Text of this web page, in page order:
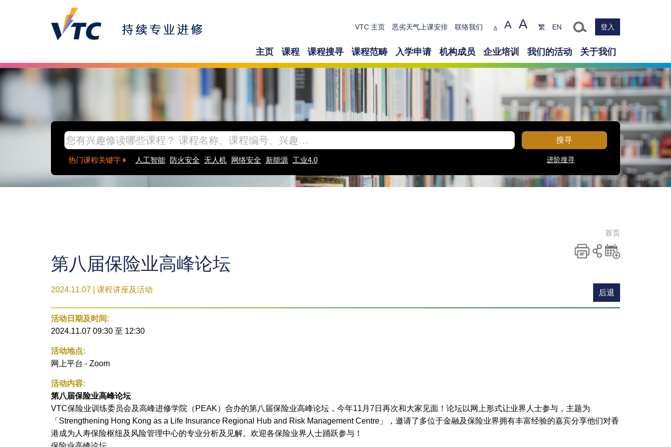
VTC 主页 恶劣天气上课安排 联络我们 Text size
A A A 繁 EN 登入
主页 课程 课程搜寻 课程范畴 入学申请 机构成员 企业培训 我们的活动 关于我们
搜寻
热门课程关键字 人工智能 防火安全 无人机 网络安全 新能源 工业4.0 进阶搜寻
首页
第八届保险业高峰论坛
到月
历
2024.11.07 | 课程讲座及活动 后退
活动日期及时间:
2024.11.07 09:30 至 12:30
活动地点:
网上平台 - Zoom
活动内容:
第八届保险业高峰论坛
VTC保险业训练委员会及高峰进修学院（PEAK）合办的第八届保险业高峰论坛，今年11月7日再次和大家见面！论坛以网上形式让业界人士参与，主题为
「Strengthening Hong Kong as a Life Insurance Regional Hub and Risk Management Centre」，邀请了多位于金融及保险业界拥有丰富经验的嘉宾分享他们对香
港成为人寿保险枢纽及风险管理中心的专业分析及见解。欢迎各保险业界人士踊跃参与！